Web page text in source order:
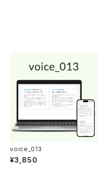
voice_013
¥3,850